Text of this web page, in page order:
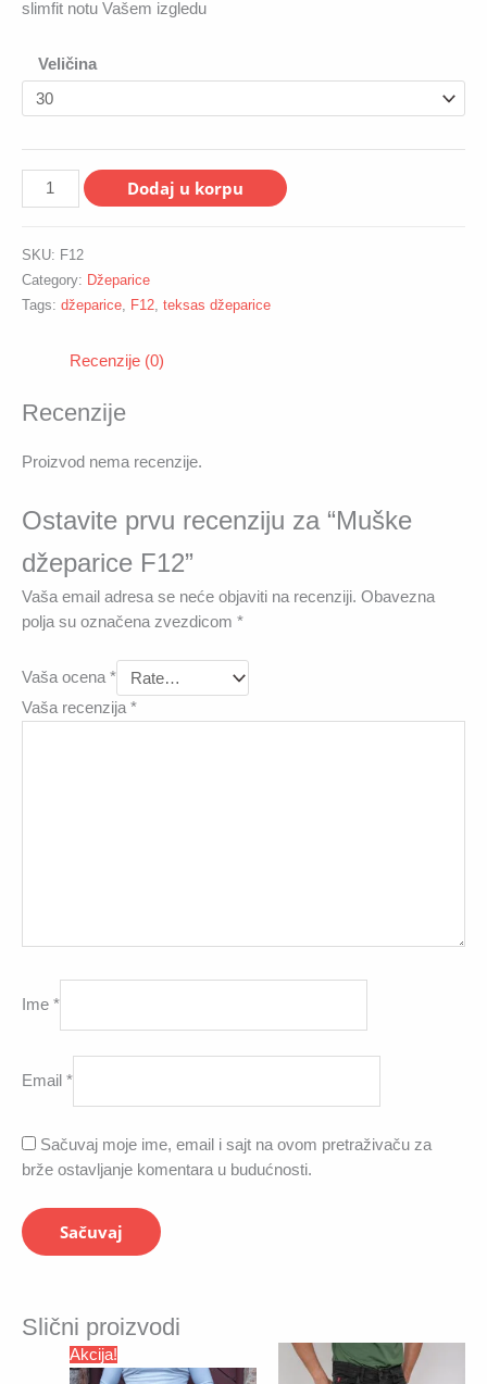
slimfit notu Vašem izgledu
Veličina
Muške
džeparice
quantity
Dodaj u korpu
SKU: F12
Category: Džeparice
Tags: džeparice F12 teksas džeparice
Recenzije (0)
Recenzije
Proizvod nema recenzije.
Ostavite prvu recenziju za “Muške
džeparice F12”
Vaša email adresa se neće objaviti na recenziji. Obavezna
polja su označena zvezdicom *
Vaša ocena*
Vaša recenzija *
Ime *
Email *
Sačuvaj moje ime, email i sajt na ovom pretraživaču za
brže ostavljanje komentara u budućnosti.
Slični proizvodi
Akcija!